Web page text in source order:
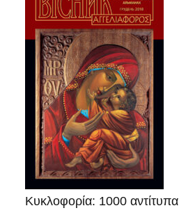
Κυκλοφορία: 1000 αντίτυπα